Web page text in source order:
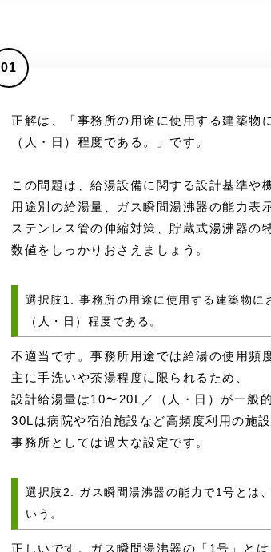
01
正解は、「事務所の用途に使用する建築物
（人・日）程度である。」です。
この問題は、給湯設備に関する設計基準や
用途別の給湯量、ガス瞬間湯沸器の能力表
ステンレス管の伸縮対策、貯蔵式湯沸器の
数値をしっかりおさえましょう。
選択肢1. 事務所の用途に使用する建築物に
（人・日）程度である。
不適当です。事務所用途では給湯の使用頻
主に手洗いや茶湯程度に限られるため、
設計給湯量は10〜20L／（人・日）が一般的
30Lは病院や宿泊施設など高頻度利用の施設
事務所としては過大な設定です。
選択肢2. ガス瞬間湯沸器の能力で1号とは
いう。
正しいです。ガス瞬間湯沸器の「1号」と